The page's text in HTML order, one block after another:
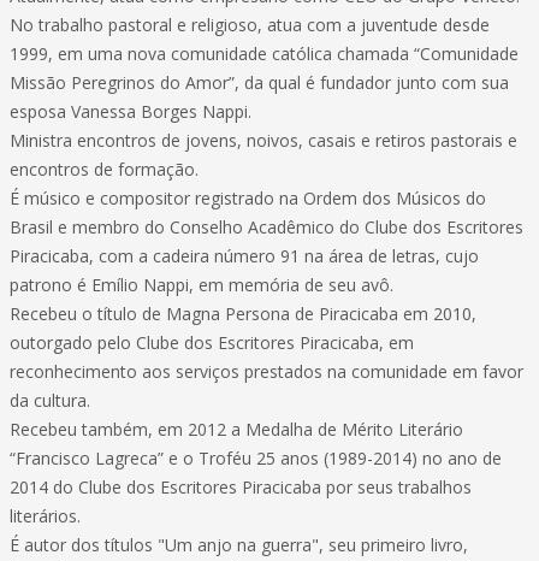
No trabalho pastoral e religioso, atua com a juventude desde
1999, em uma nova comunidade católica chamada “Comunidade
Missão Peregrinos do Amor”, da qual é fundador junto com sua
esposa Vanessa Borges Nappi.
Ministra encontros de jovens, noivos, casais e retiros pastorais e
encontros de formação.
É músico e compositor registrado na Ordem dos Músicos do
Brasil e membro do Conselho Acadêmico do Clube dos Escritores
Piracicaba, com a cadeira número 91 na área de letras, cujo
patrono é Emílio Nappi, em memória de seu avô.
Recebeu o título de Magna Persona de Piracicaba em 2010,
outorgado pelo Clube dos Escritores Piracicaba, em
reconhecimento aos serviços prestados na comunidade em favor
da cultura.
Recebeu também, em 2012 a Medalha de Mérito Literário
“Francisco Lagreca” e o Troféu 25 anos (1989-2014) no ano de
2014 do Clube dos Escritores Piracicaba por seus trabalhos
literários.
É autor dos títulos "Um anjo na guerra", seu primeiro livro,